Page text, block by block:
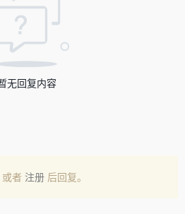
无回复内容
或者 注册 后回复。